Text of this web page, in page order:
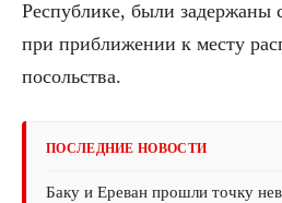
Республике, были задержаны
при приближении к месту
посольства.
ПОСЛЕДНИЕ НОВОСТИ
Баку и Ереван прошли точку